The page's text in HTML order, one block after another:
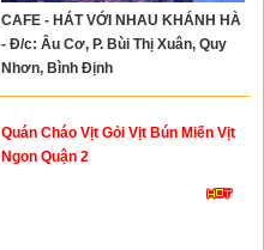
CAFE - HÁT VỚI NHAU KHÁNH HÀ
- Đ/c: Âu Cơ, P. Bùi Thị Xuân, Quy
Nhơn, Bình Định
Quán Cháo Vịt Gỏi Vịt Bún Miến Vịt
Ngon Quận 2